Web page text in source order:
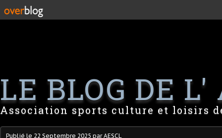
LE BLOG DE L'
Association sports culture et loisirs
Publié le 22 Septembre 2025 par AESCL